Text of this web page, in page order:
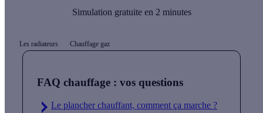
Simulation gratuite en 2 minutes
Les radiateurs Chauffage gaz
FAQ chauffage : vos questions
Le plancher chauffant, comment ça marche ?